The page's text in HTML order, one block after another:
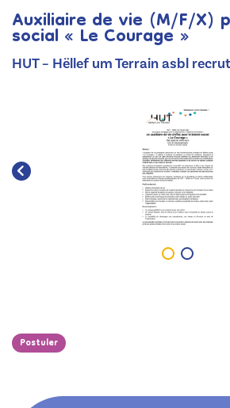
Auxiliaire de vie (M/F/X)
social « Le Courage »
HUT – Hëllef um Terrain asbl
Postuler